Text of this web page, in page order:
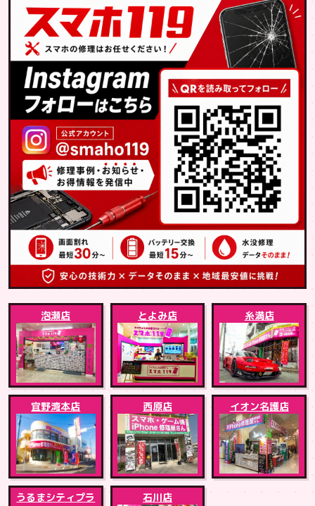
泡瀬店 とよみ店 糸満店
宜野湾本店 西原店 イオン名護店
うるまシティプラ
石川店